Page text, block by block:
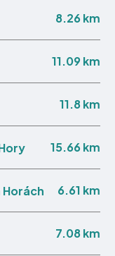
8.26 km
11.09 km
11.8 km
15.66 km
6.61 km
7.08 km